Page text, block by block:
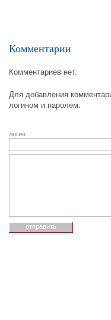
Комментарии
Комментариев нет.
Для добавления
логином и паролем.
логин